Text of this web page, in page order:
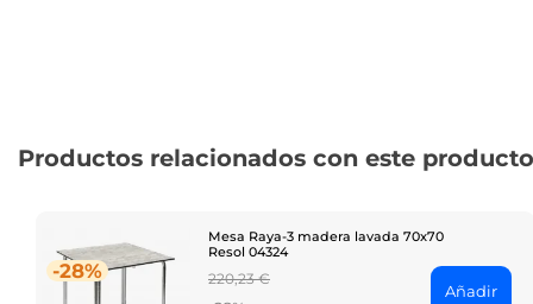
Productos relacionados con este producto
-28%
Mesa Raya-3 madera lavada 70x70
Resol 04324
Regular
price
220,23 €
Añadir